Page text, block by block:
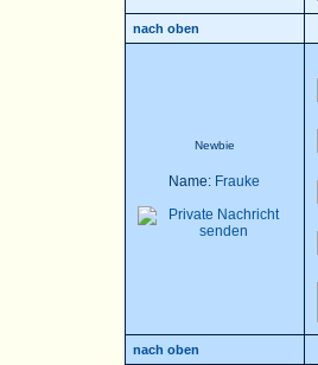
nach oben
Newbie
Name: Frauke
nach oben